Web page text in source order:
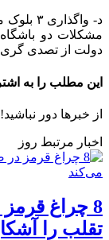
مشکلات دو
دولت از تصدی گری
این مطلب را به
از خبرها دور نباشید!
اخبار مرتبط روز
8 چراغ
تقلب را